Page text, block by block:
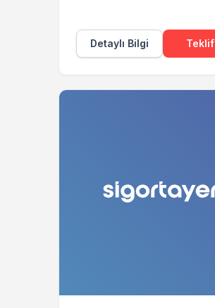
Detaylı Bilgi Teklif